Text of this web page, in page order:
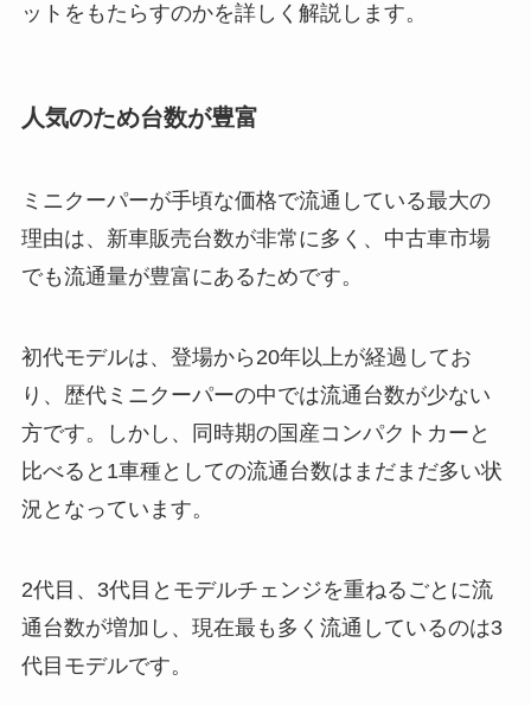
ットをもたらすのかを詳しく解説します。
人気のため台数が豊富
ミニクーパーが手頃な価格で流通している最大の
理由は、新車販売台数が非常に多く、中古車市場
でも流通量が豊富にあるためです。
初代モデルは、登場から20年以上が経過してお
り、歴代ミニクーパーの中では流通台数が少ない
方です。しかし、同時期の国産コンパクトカーと
比べると1車種としての流通台数はまだまだ多い状
況となっています。
2代目、3代目とモデルチェンジを重ねるごとに流
通台数が増加し、現在最も多く流通しているのは3
代目モデルです。